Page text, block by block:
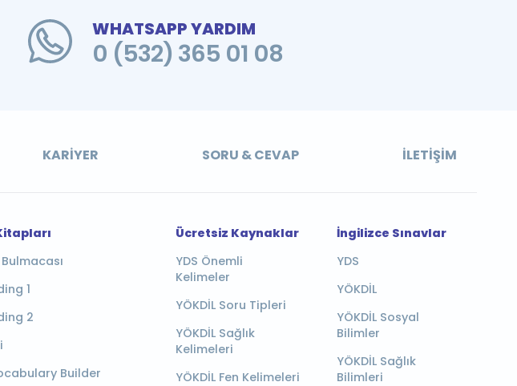
WHATSAPP YARDIM
0 (532) 365 01 08
KARIYER SORU & CEVAP İLETIŞIM
1
2
Builder
Ücretsiz Kaynaklar
YDS Önemli
Kelimeler
YÖKDİL Soru Tipleri
YÖKDİL Sağlık
Kelimeleri
YÖKDİL Fen Kelimeleri
İngilizce Sınavlar
YDS
YÖKDİL
YÖKDİL Sosyal
Bilimler
YÖKDİL Sağlık
Bilimleri